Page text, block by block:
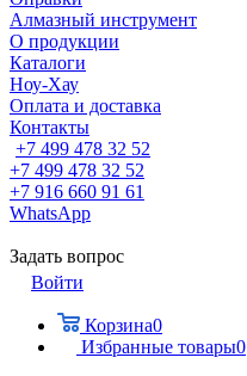
Алмазный инструмент
О продукции
Каталоги
Ноу-Хау
Оплата и доставка
Контакты
+7 499 478 32 52
+7 499 478 32 52
+7 916 660 91 61
WhatsApp
Задать вопрос
Войти
Корзина0
Избранные товары0